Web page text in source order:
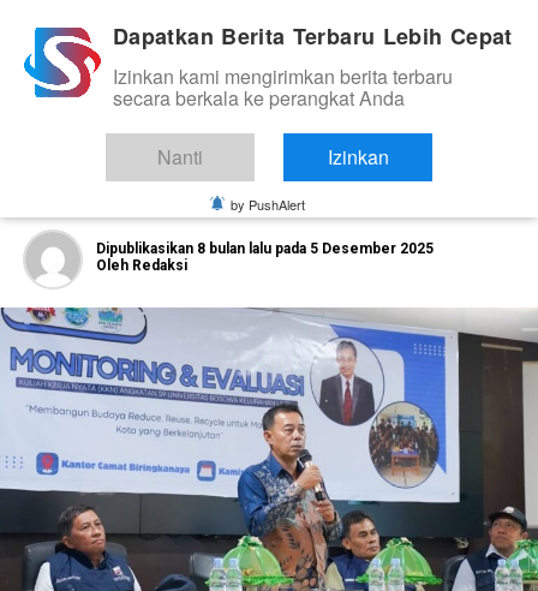
BIROKRASI/PEMERINTAHAN
Mahasiswa KKN Unibos 59 Tingkatkan
Kesadaran Lingkungan, Camat
Biringkanaya Beri Dukungan Penuh
Dipublikasikan 8 bulan lalu pada 5 Desember 2025
Oleh Redaksi
Dapatkan Berita Terbaru Lebih Cepat
Izinkan kami mengirimkan berita terbaru
secara berkala ke perangkat Anda
Nanti Izinkan
by PushAlert